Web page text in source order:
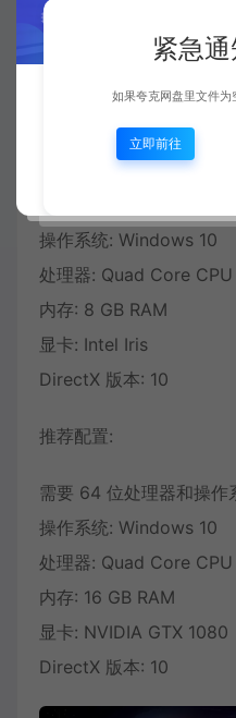
2024/8/12 更新 v1.0.6
系统需求：
操作系统: Windows 10
处理器: Quad Core
内存: 8 GB RAM
显卡: Intel Iris
DirectX 版本: 10
推荐配置:
需要 64 位处理器和操作
操作系统: Windows 10
处理器: Quad Core
内存: 16 GB RAM
显卡: NVIDIA GTX 1080
DirectX 版本: 10
紧急通
如果夸克网盘里文件为
立即前往